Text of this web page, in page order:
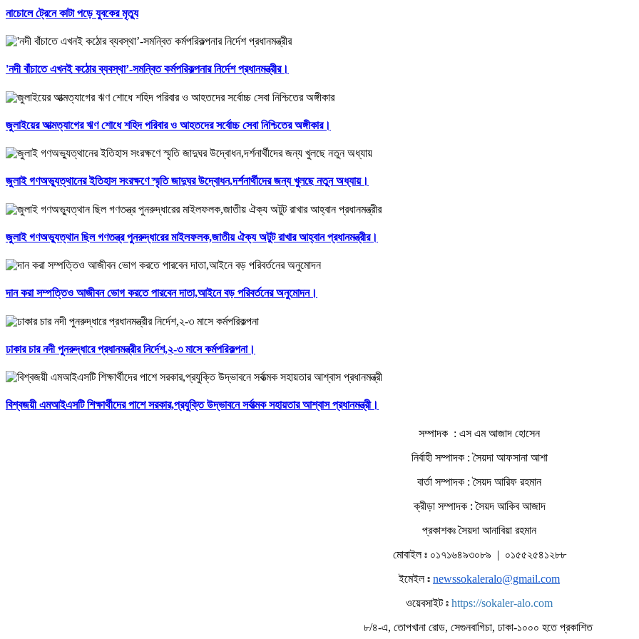
নাচোলে ট্রেনে কাটা পড়ে যুবকের মৃত্যু
'নদী বাঁচাতে এখনই কঠোর ব্যবস্থা’-সমন্বিত কর্মপরিকল্পনার নির্দেশ প্রধানমন্ত্রীর।
জুলাইয়ের আত্মত্যাগের ঋণ শোধে শহিদ পরিবার ও আহতদের সর্বোচ্চ সেবা নিশ্চিতের অঙ্গীকার।
জুলাই গণঅভ্যুত্থানের ইতিহাস সংরক্ষণে স্মৃতি জাদুঘর উদ্বোধন,দর্শনার্থীদের জন্য খুলছে নতুন অধ্যায়।
জুলাই গণঅভ্যুত্থান ছিল গণতন্ত্র পুনরুদ্ধারের মাইলফলক,জাতীয় ঐক্য অটুট রাখার আহ্বান প্রধানমন্ত্রীর।
দান করা সম্পত্তিও আজীবন ভোগ করতে পারবেন দাতা,আইনে বড় পরিবর্তনের অনুমোদন।
ঢাকার চার নদী পুনরুদ্ধারে প্রধানমন্ত্রীর নির্দেশ,২-৩ মাসে কর্মপরিকল্পনা।
বিশ্বজয়ী এমআইএসটি শিক্ষার্থীদের পাশে সরকার,প্রযুক্তি উদ্ভাবনে সর্বাত্মক সহায়তার আশ্বাস প্রধানমন্ত্রী।
সম্পাদক : এস এম আজাদ হোসেন
নির্বাহী সম্পাদক : সৈয়দা আফসানা আশা
বার্তা সম্পাদক : সৈয়দ আরিফ রহমান
ক্রীড়া সম্পাদক : সৈয়দ আকিব আজাদ
প্রকাশকঃ সৈয়দা আনাবিয়া রহমান
মোবাইল ঃ ০১৭১৬৪৯৩০৮৯ | ০১৫৫২৫৪১২৮৮
ইমেইল ঃ newssokaleralo@gmail.com
ওয়েবসাইট ঃ https://sokaler-alo.com
৮/৪-এ, তোপখানা রোড, সেগুনবাগিচা, ঢাকা-১০০০ হতে প্রকাশিত